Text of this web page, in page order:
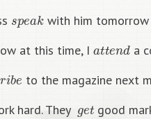
kwith him tomorrow
at this time, I
t t d a
be
to the magazine next
hard. They
t good